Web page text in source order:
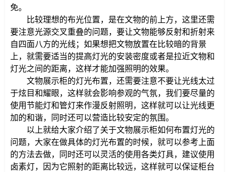
免。
比较理想的布光位置，是在文物的前上方，这里还需
要注意光源交叉重叠的问题，要让文物能够反射和折射来
自四面八方的光线；如果想把文物放置在比较暗的背景
上，就需要适当的提高灯光的安装密度或者是拉近文物和
灯光之间的距离，这样才能加强照明的效果。
文物展示柜的灯光布置，还需要注意不要让光线太过
于炫目和耀眼，这样就会影响参观的气氛，我们要尽量的
使用节能灯和管灯来作漫反射照明，这样就可以让光线更
加的和谐，同时还可以营造比较安定的氛围。
以上就给大家介绍了关于文物展示柜如何布置灯光的
问题，大家在做具体的灯光布置的时候，就可以参考上面
的方法去做，同时还可以灵活的使用各类灯具，建议使用
卤素灯，因为它照射的距离比较远，这样就可以保证柜台